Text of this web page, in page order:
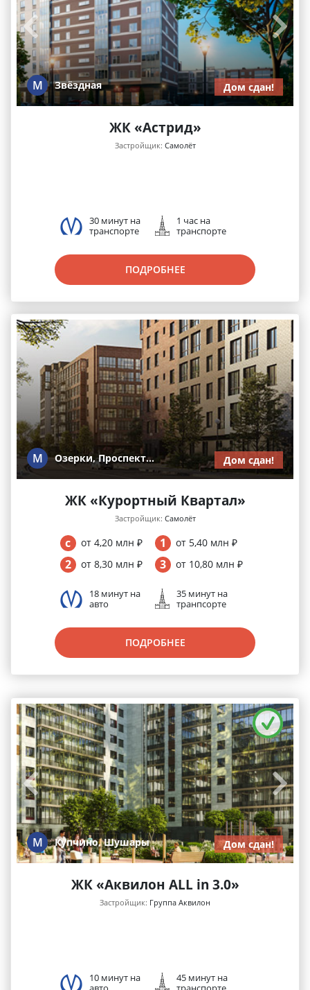
М Звёздная Дом сдан!
ЖК «Астрид»
Застройщик: Самолёт
30 минут на
транспорте
1 час на
транспорте
ПОДРОБНЕЕ
М Озерки, Проспект... Дом сдан!
ЖК «Курортный Квартал»
Застройщик: Самолёт
c от 4,20 млн ₽ 1 от 5,40 млн ₽
2 от 8,30 млн ₽ 3 от 10,80 млн ₽
18 минут на
авто
35 минут на
транпсорте
ПОДРОБНЕЕ
М Купчино, Шушары Дом сдан!
ЖК «Аквилон ALL in 3.0»
Застройщик: Группа Аквилон
10 минут на
45 минут на